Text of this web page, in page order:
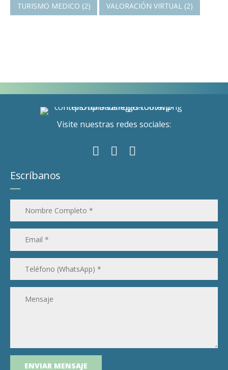
TURISMO MEDICO (2) VALORACIÓN VIRTUAL (2)
Visite nuestras redes sociales:
Escríbanos